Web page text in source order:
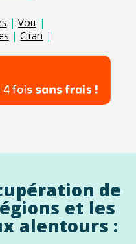
| Vou |
| Ciran |
de
et les
alentours :